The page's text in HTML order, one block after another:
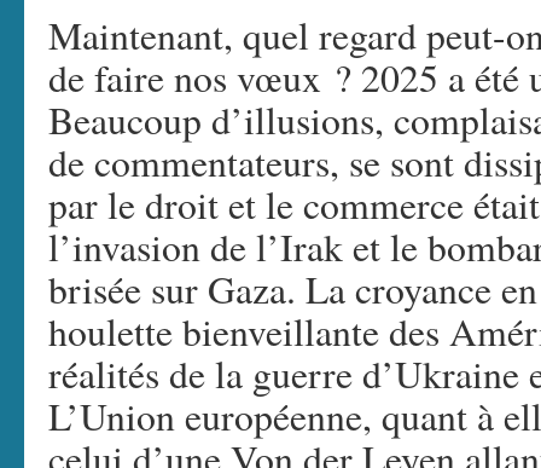
Maintenant, quel regard peut-
de faire nos vœux ? 2025 a été
Beaucoup d’illusions,
de commentateurs, se sont
par le droit et le commerce
l’invasion de l’Irak et le
brisée sur Gaza. La croyance
houlette bienveillante des
réalités de la guerre
L’Union européenne, quant à